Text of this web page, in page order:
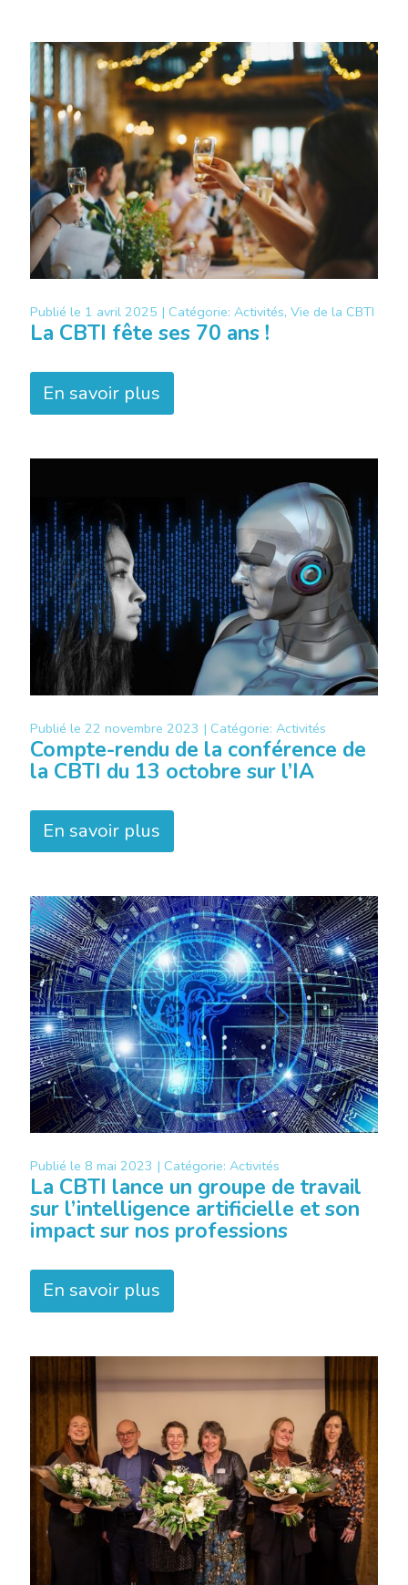
Publié le 1 avril 2025 | Catégorie: Activités, Vie de la CBTI
La CBTI fête ses 70 ans !
En savoir plus
Publié le 22 novembre 2023 | Catégorie: Activités
Compte-rendu de la conférence de
la CBTI du 13 octobre sur l’IA
En savoir plus
Publié le 8 mai 2023 | Catégorie: Activités
La CBTI lance un groupe de travail
sur l’intelligence artificielle et son
impact sur nos professions
En savoir plus